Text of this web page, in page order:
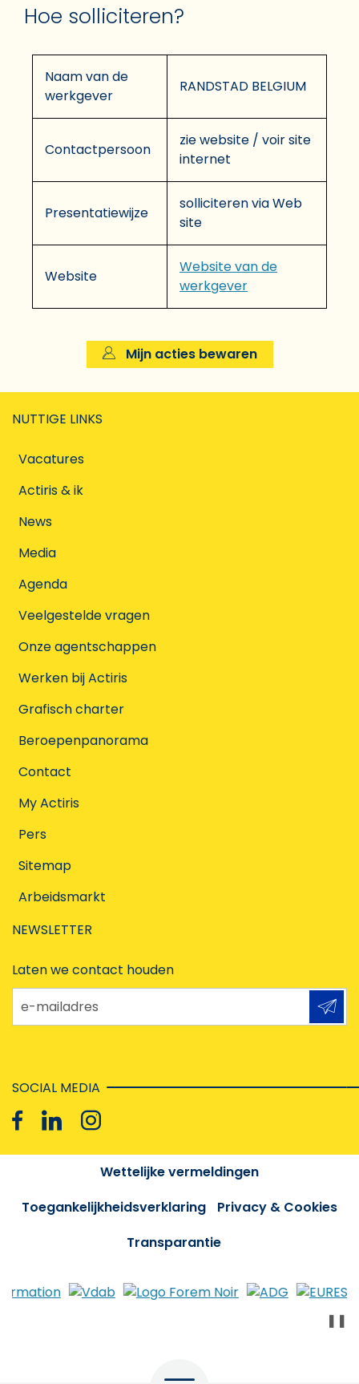
Hoe solliciteren?
Naam van de
werkgever
RANDSTAD BELGIUM
Contactpersoon
zie website / voir site
internet
Presentatiewijze
solliciteren via Web
site
Website
Website van de
werkgever
Mijn acties bewaren
NUTTIGE LINKS
Vacatures
Actiris & ik
News
Media
Agenda
Veelgestelde vragen
Onze agentschappen
Werken bij Actiris
Grafisch charter
Beroepenpanorama
Contact
My Actiris
Pers
Sitemap
Arbeidsmarkt
NEWSLETTER
Laten we contact houden
e-mailadres
SOCIAL MEDIA
Wettelijke vermeldingen
Toegankelijkheidsverklaring
Privacy & Cookies
Transparantie
❚❚